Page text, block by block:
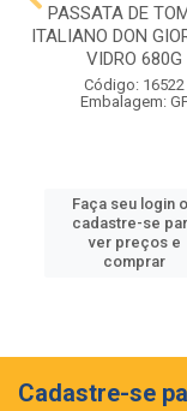
PASSATA DE
ITALIANO DON
VIDRO 680G
Código: 16522
Embalagem:
Faça seu login
cadastre-se
ver preços e
comprar
Cadastre-se